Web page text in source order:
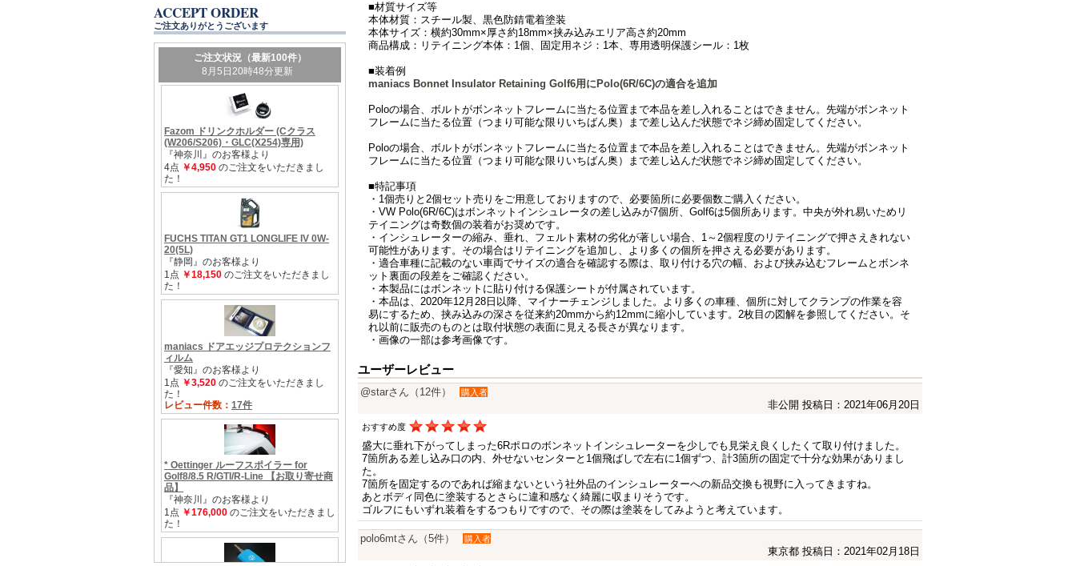
ACCEPT ORDER
ご注文ありがとうございます
■材質サイズ等
本体材質：スチール製、黒色防錆電着塗装
本体サイズ：横約30mm×厚さ約18mm×挟み込みエリア高さ約20mm
商品構成：リテイニング本体：1個、固定用ネジ：1本、専用透明保護シール：1枚
■装着例
maniacs Bonnet Insulator Retaining Golf6用にPolo(6R/6C)の適合を追加
Poloの場合、ボルトがボンネットフレームに当たる位置まで本品を差し入れることはできません。先端がボンネット
フレームに当たる位置（つまり可能な限りいちばん奥）まで差し込んだ状態でネジ締め固定してください。
Poloの場合、ボルトがボンネットフレームに当たる位置まで本品を差し入れることはできません。先端がボンネット
フレームに当たる位置（つまり可能な限りいちばん奥）まで差し込んだ状態でネジ締め固定してください。
■特記事項
・1個売りと2個セット売りをご用意しておりますので、必要箇所に必要個数ご購入ください。
・VW Polo(6R/6C)はボンネットインシュレータの差し込みが7個所、Golf6は5個所あります。中央が外れ易いためリ
テイニングは奇数個の装着がお奨めです。
・インシュレーターの縮み、垂れ、フェルト素材の劣化が著しい場合、1～2個程度のリテイニングで押さえきれない
可能性があります。その場合はリテイニングを追加し、より多くの個所を押さえる必要があります。
・適合車種に記載のない車両でサイズの適合を確認する際は、取り付ける穴の幅、および挟み込むフレームとボンネ
ット裏面の段差をご確認ください。
・本製品にはボンネットに貼り付ける保護シートが付属されています。
・本品は、2020年12月28日以降、マイナーチェンジしました。より多くの車種、個所に対してクランプの作業を容
易にするため、挟み込みの深さを従来約20mmから約12mmに縮小しています。2枚目の図解を参照してください。そ
れ以前に販売のものとは取付状態の表面に見える長さが異なります。
・画像の一部は参考画像です。
ユーザーレビュー
@starさん（12件） 購入者
非公開 投稿日：2021年06月20日
おすすめ度
盛大に垂れ下がってしまった6Rポロのボンネットインシュレーターを少しでも見栄え良くしたくて取り付けました。
7箇所ある差し込み口の内、外せないセンターと1個飛ばしで左右に1個ずつ、計3箇所の固定で十分な効果がありまし
た。
7箇所を固定するのであれば縮まないという社外品のインシュレーターへの新品交換も視野に入ってきますね。
あとボディ同色に塗装するとさらに違和感なく綺麗に収まりそうです。
ゴルフにもいずれ装着をするつもりですので、その際は塗装をしてみようと考えています。
polo6mtさん（5件） 購入者
東京都 投稿日：2021年02月18日